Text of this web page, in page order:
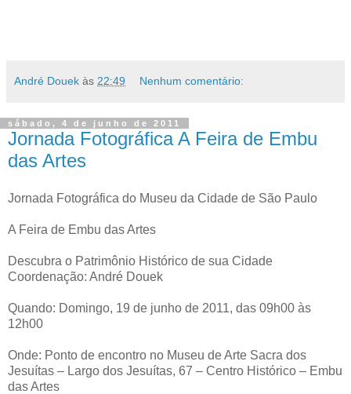
André Douek às 22:49 Nenhum comentário:
sábado, 4 de junho de 2011
Jornada Fotográfica A Feira de Embu
das Artes
Jornada Fotográfica do Museu da Cidade de São Paulo
A Feira de Embu das Artes
Descubra o Patrimônio Histórico de sua Cidade
Coordenação: André Douek
Quando: Domingo, 19 de junho de 2011, das 09h00 às
12h00
Onde: Ponto de encontro no Museu de Arte Sacra dos
Jesuítas – Largo dos Jesuítas, 67 – Centro Histórico – Embu
das Artes